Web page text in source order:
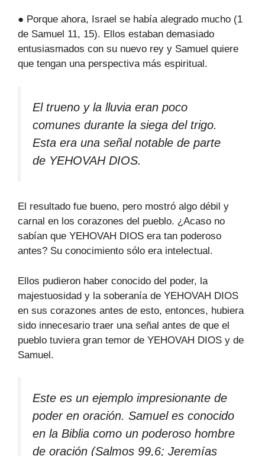
● Porque ahora, Israel se había alegrado mucho (1
de Samuel 11, 15). Ellos estaban demasiado
entusiasmados con su nuevo rey y Samuel quiere
que tengan una perspectiva más espiritual.
El trueno y la lluvia eran poco
comunes durante la siega del trigo.
Esta era una señal notable de parte
de YEHOVAH DIOS.
El resultado fue bueno, pero mostró algo débil y
carnal en los corazones del pueblo. ¿Acaso no
sabían que YEHOVAH DIOS era tan poderoso
antes? Su conocimiento sólo era intelectual.
Ellos pudieron haber conocido del poder, la
majestuosidad y la soberanía de YEHOVAH DIOS
en sus corazones antes de esto, entonces, hubiera
sido innecesario traer una señal antes de que el
pueblo tuviera gran temor de YEHOVAH DIOS y de
Samuel.
Este es un ejemplo impresionante de
poder en oración. Samuel es conocido
en la Biblia como un poderoso hombre
de oración (Salmos 99,6; Jeremías